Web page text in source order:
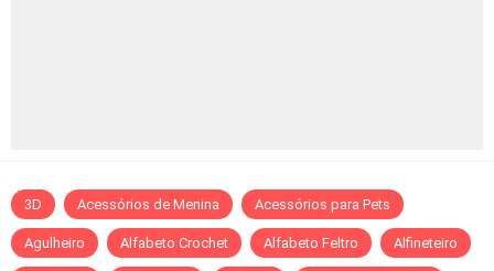
3D Acessórios de Menina Acessórios para Pets
Agulheiro Alfabeto Crochet Alfabeto Feltro Alfineteiro